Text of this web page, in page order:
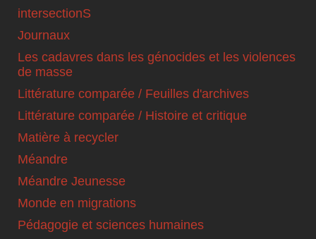
intersectionS
Journaux
Les cadavres dans les génocides et les violences
de masse
Littérature comparée / Feuilles d'archives
Littérature comparée / Histoire et critique
Matière à recycler
Méandre
Méandre Jeunesse
Monde en migrations
Pédagogie et sciences humaines